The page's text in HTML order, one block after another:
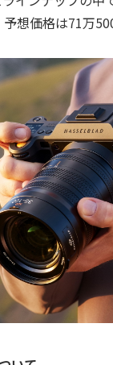
想価格は71万